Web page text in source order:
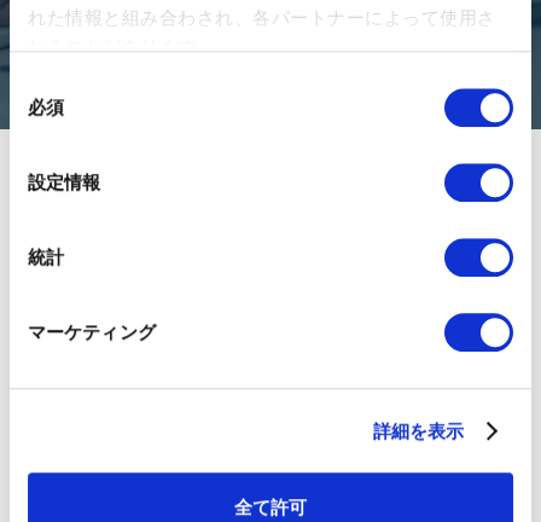
れた情報と組み合わされ、各パートナーによって使用さ
必須
設定情報
統計
マーケティング
詳細を表示
全て許可
お問い合わせ
01GROWTHについて
ニュースリリース